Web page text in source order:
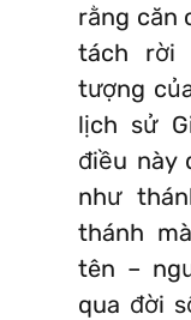
rằng căn
tách rời
tượng
lịch sử
điều này
như
thánh
tên –
qua đời